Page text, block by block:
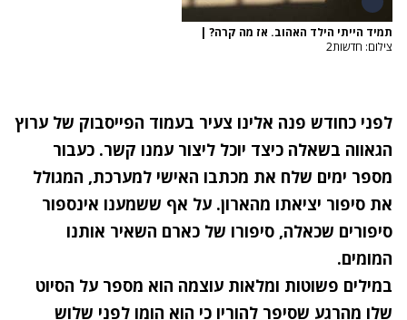
תמיד הייתי הילד האהוב. אז מה קרה? |
צילום: חדשות2
לפני כחודש פנה אלינו צעיר בעמוד הפייסבוק של ערוץ
הגאווה בשאלה כיצד יוכל ליצור עמנו קשר. כעבור
מספר ימים שלח את מכתבו האישי למערכת, המגולל
את סיפור יציאתו מהארון. על אף ששמענו אינספור
סיפורים שכאלה, סיפורו של כארם השאיר אותנו
המומים.
במילים פשוטות ומלאות עוצמה הוא מספר על הסיוט
שלו מהרגע שסיפר להוריו כי הוא הומו לפני שלוש